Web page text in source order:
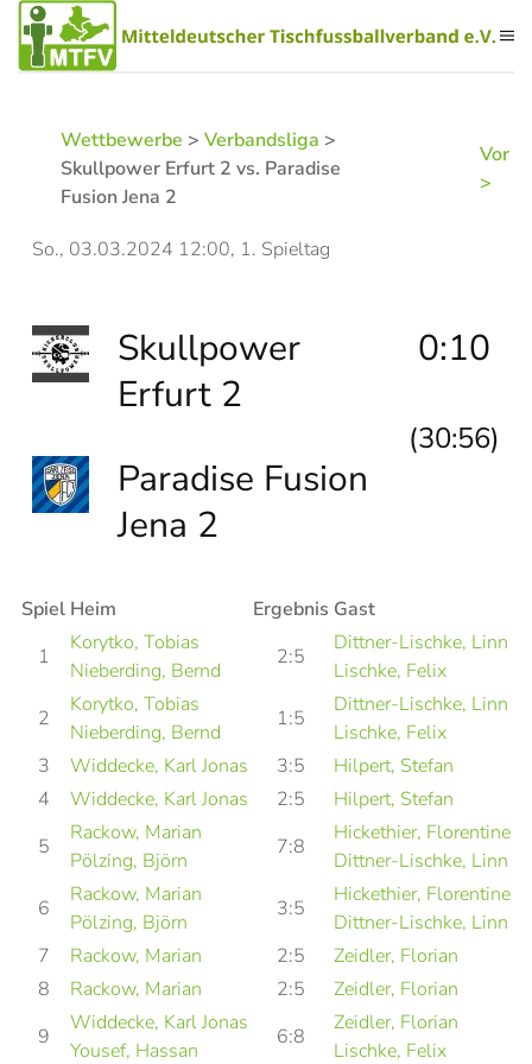
Zum Hauptinhalt springen
Wettbewerbe > Verbandsliga >
Skullpower Erfurt 2 vs. Paradise
Fusion Jena 2
Vor
>
So., 03.03.2024 12:00, 1. Spieltag
Skullpower
Erfurt 2
0:10
(30:56)
Paradise Fusion
Jena 2
Spiel Heim Ergebnis Gast
1
Korytko, Tobias
Nieberding, Bernd
2:5
Dittner-Lischke, Linn
Lischke, Felix
2
Korytko, Tobias
Nieberding, Bernd
1:5
Dittner-Lischke, Linn
Lischke, Felix
3
Widdecke, Karl Jonas 3:5
Hilpert, Stefan
4
Widdecke, Karl Jonas 2:5
Hilpert, Stefan
5
Rackow, Marian
Pölzing, Björn
7:8
Hickethier, Florentine
Dittner-Lischke, Linn
6
Rackow, Marian
Pölzing, Björn
3:5
Hickethier, Florentine
Dittner-Lischke, Linn
7
Rackow, Marian 2:5
Zeidler, Florian
8
Rackow, Marian 2:5
Zeidler, Florian
9
Widdecke, Karl Jonas
Yousef, Hassan
6:8
Zeidler, Florian
Lischke, Felix